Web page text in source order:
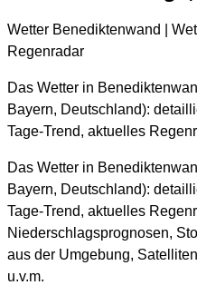
Wetter Benediktenwand |
Regenradar
Das Wetter in
Bayern, Deutschland):
Tage-Trend, aktuelles
Das Wetter in
Bayern, Deutschland):
Tage-Trend, aktuelles
Niederschlagsprognosen,
aus der Umgebung,
u.v.m.